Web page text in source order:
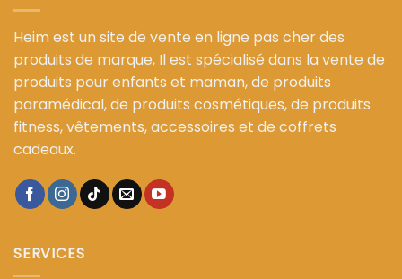
Heim est un site de vente en ligne pas cher des
produits de marque, Il est spécialisé dans la vente de
produits pour enfants et maman, de produits
paramédical, de produits cosmétiques, de produits
fitness, vêtements, accessoires et de coffrets
cadeaux.
SERVICES